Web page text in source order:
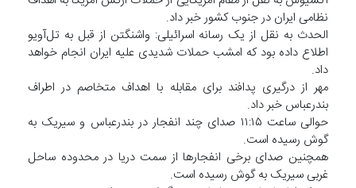
نظامی‌ ایران در جنوب کشور خبر داد.
الحدث به نقل از یک رسانه اسرائیلی: واشنگتن از قبل به تل‌آویو
اطلاع داده بود که امشب حملات شدیدی علیه ایران انجام خواهد
داد.
مهر از درگیری پدافند برای مقابله با اهداف متخاصم در اطراف
بندرعباس خبر داد.
حوالی ساعت ۱۱:۱۵ صدای چند انفجار در بندرعباس و سیریک به
گوش رسیده است.
همچنین صدای برخی انفجارها از سمت دریا در محدوده ساحل
غربی سیریک به گوش رسیده است.